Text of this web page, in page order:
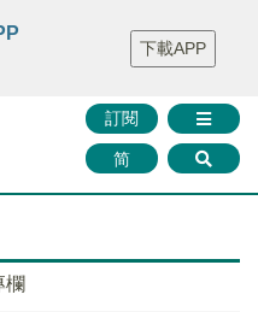
財華證券 媒體矩陣
智庫沙龍
聯絡我們
訂閱
简
下載APP
欄